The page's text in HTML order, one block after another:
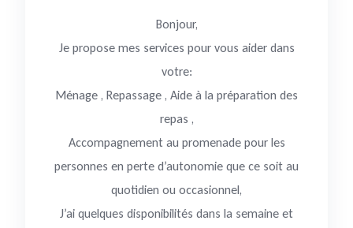
Bonjour,
Je propose mes services pour vous aider dans
votre:
Ménage , Repassage , Aide à la préparation des
repas ,
Accompagnement au promenade pour les
personnes en perte d’autonomie que ce soit au
quotidien ou occasionnel,
J’ai quelques disponibilités dans la semaine et